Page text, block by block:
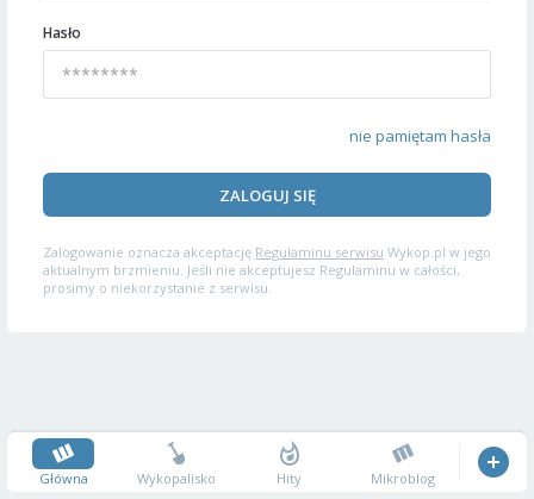
Hasło
nie pamiętam hasła
ZALOGUJ SIĘ
Zalogowanie oznacza akceptację Regulaminu serwisu Wykop.pl w jego
aktualnym brzmieniu. Jeśli nie akceptujesz Regulaminu w całości,
prosimy o niekorzystanie z serwisu.
Główna Wykopalisko Hity Mikroblog